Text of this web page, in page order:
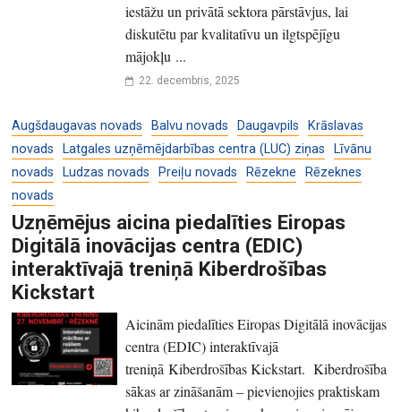
iestāžu un privātā sektora pārstāvjus, lai
diskutētu par kvalitatīvu un ilgtspējīgu
mājokļu ...
22. decembris, 2025
Augšdaugavas novads Balvu novads Daugavpils
Krāslavas
novads
Latgales uzņēmējdarbības centra (LUC) ziņas
Līvānu
novads
Ludzas novads Preiļu novads Rēzekne
Rēzeknes
novads
Uzņēmējus aicina piedalīties Eiropas
Digitālā inovācijas centra (EDIC)
interaktīvajā treniņā Kiberdrošības
Kickstart
Aicinām piedalīties Eiropas Digitālā inovācijas
centra (EDIC) interaktīvajā
treniņā Kiberdrošības Kickstart. Kiberdrošība
sākas ar zināšanām – pievienojies praktiskam